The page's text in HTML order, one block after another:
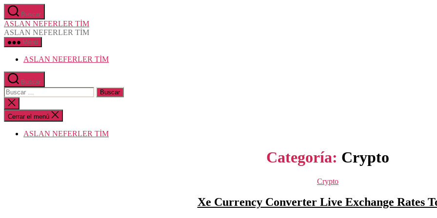
Saltar
al
contenido
Buscar
ASLAN NEFERLER TİM
ASLAN NEFERLER TİM
Menú
ASLAN NEFERLER TİM
Buscar
Buscar:
Cerrar
la
búsqueda
Cerrar el menú
ASLAN NEFERLER TİM
Categoría: Crypto
Categorías
Crypto
Xe Currency Converter Live Exchange Rates